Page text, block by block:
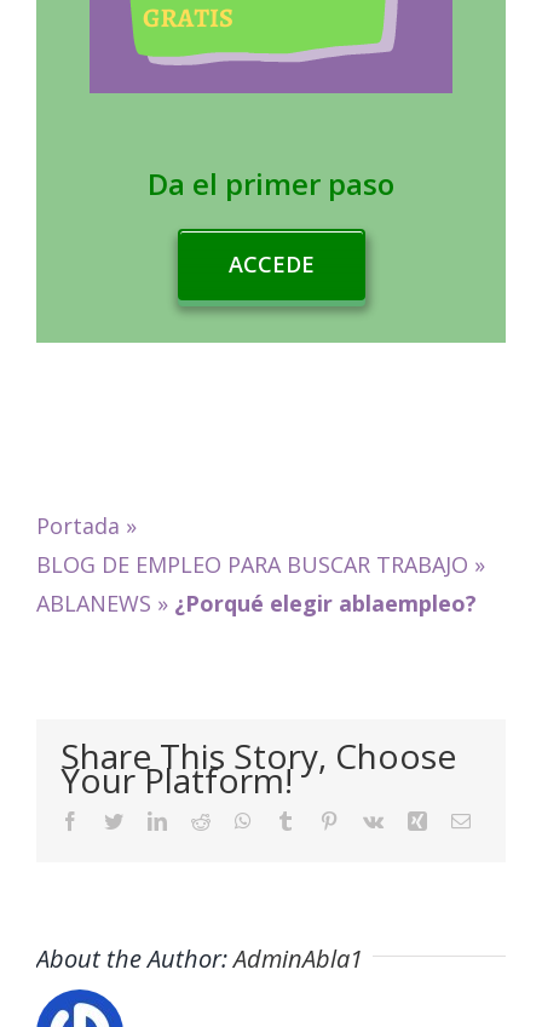
Da el primer paso
ACCEDE
Portada »
BLOG DE EMPLEO PARA BUSCAR TRABAJO »
ABLANEWS » ¿Porqué elegir ablaempleo?
Share This Story, Choose
Your Platform!
Facebook
TwitterLinkedIn
Reddit WhatsApp
Tumblr Pinterest
Vk Xing Email
About the Author:AdminAbla1